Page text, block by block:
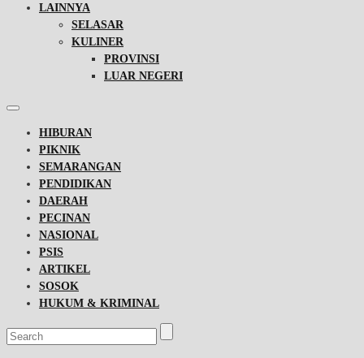
LAINNYA
SELASAR
KULINER
PROVINSI
LUAR NEGERI
HIBURAN
PIKNIK
SEMARANGAN
PENDIDIKAN
DAERAH
PECINAN
NASIONAL
PSIS
ARTIKEL
SOSOK
HUKUM & KRIMINAL